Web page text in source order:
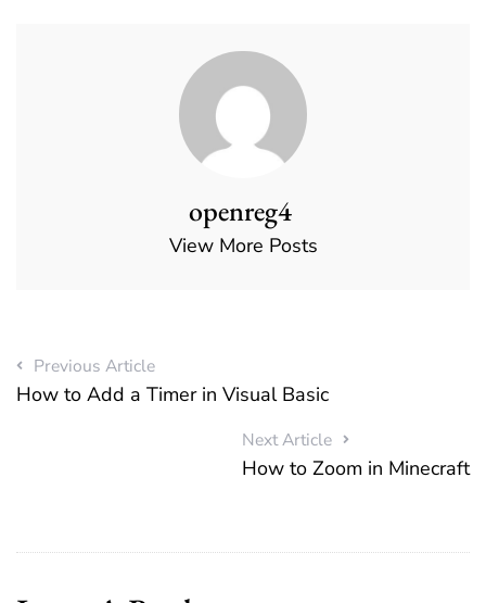
openreg4
View More Posts
Previous Article
How to Add a Timer in Visual Basic
Next Article
How to Zoom in Minecraft